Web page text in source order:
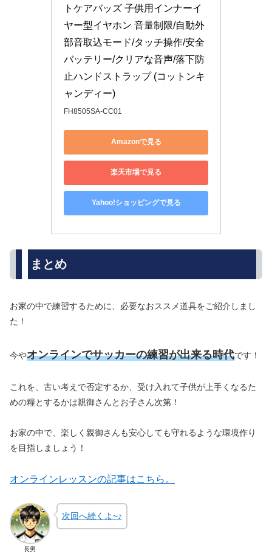
トケアバッズ 子供用インナーイ
ヤー型イヤホン 音量制限/自動外
部音取込モード/タッチ操作/安全
バッテリー/クリアな音声/落下防
止ハンドストラップ (コットンキ
ャンディー)
FH8505SA-CC01
Amazonで見る
楽天市場で見る
Yahoo!ショッピングで見る
まとめ
お家の中で練習するために、必要なおススメ道具をご紹介しまし
た！
今やオンラインでサッカーの練習が出来る時代です！
これを、古い考えで否定するか、受け入れて子供が上手くなるた
めの糧とするかは親御さんとお子さん次第！
お家の中で、楽しく親御さんも安心しても守れるような環境作り
を目指しましょう！
オンラインレッスンの記事はこちら。
長男
次回へ続くよ~♪